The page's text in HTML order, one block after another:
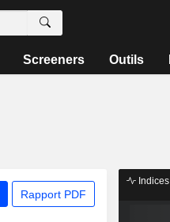
Screeners Outils
Rapport PDF
Indices